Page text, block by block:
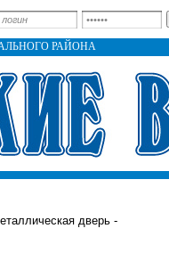
РАЙОНА
дверь -